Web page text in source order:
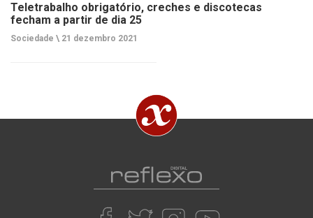
Teletrabalho obrigatório, creches e discotecas
fecham a partir de dia 25
Sociedade \ 21 dezembro 2021